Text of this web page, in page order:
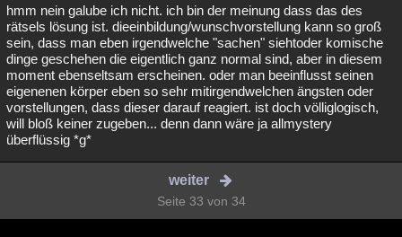
hmm nein galube ich nicht. ich bin der meinung dass das des
rätsels lösung ist. dieeinbildung/wunschvorstellung kann so groß
sein, dass man eben irgendwelche "sachen" siehtoder komische
dinge geschehen die eigentlich ganz normal sind, aber in diesem
moment ebenseltsam erscheinen. oder man beeinflusst seinen
eigenenen körper eben so sehr mitirgendwelchen ängsten oder
vorstellungen, dass dieser darauf reagiert. ist doch völliglogisch,
will bloß keiner zugeben... denn dann wäre ja allmystery
überflüssig *g*
weiter
Seite 33 von 34